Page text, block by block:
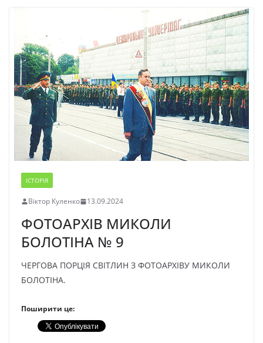
ІСТОРІЯ
Віктор Куленко 13.09.2024
ФОТОАРХІВ МИКОЛИ
БОЛОТІНА № 9
ЧЕРГОВА ПОРЦІЯ СВІТЛИН З ФОТОАРХІВУ МИКОЛИ
БОЛОТІНА.
Поширити це: